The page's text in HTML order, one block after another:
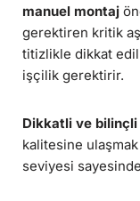
manuel montaj
gerektiren kritik
titizlikle dikkat
işçilik gerektirir.
Dikkatli ve bilinçli
kalitesine
seviyesi